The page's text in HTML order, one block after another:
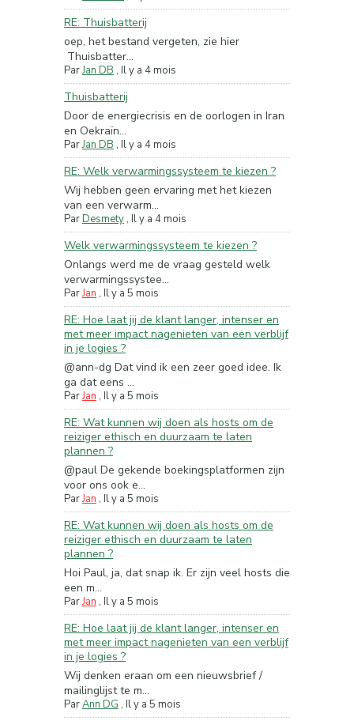
RE: Thuisbatterij
oep, het bestand vergeten, zie hier
Thuisbatter...
ParJan DB , Il y a 4 mois
Thuisbatterij
Door de energiecrisis en de oorlogen in Iran
en Oekraïn...
ParJan DB , Il y a 4 mois
RE: Welk verwarmingssysteem te kiezen ?
Wij hebben geen ervaring met het kiezen
van een verwarm...
ParDesmety , Il y a 4 mois
Welk verwarmingssysteem te kiezen ?
Onlangs werd me de vraag gesteld welk
verwarmingssystee...
ParJan , Il y a 5 mois
RE: Hoe laat jij de klant langer, intenser en
met meer impact nagenieten van een verblijf
in je logies ?
@ann-dg Dat vind ik een zeer goed idee. Ik
ga dat eens ...
ParJan , Il y a 5 mois
RE: Wat kunnen wij doen als hosts om de
reiziger ethisch en duurzaam te laten
plannen ?
@paul De gekende boekingsplatformen zijn
voor ons ook e...
ParJan , Il y a 5 mois
RE: Wat kunnen wij doen als hosts om de
reiziger ethisch en duurzaam te laten
plannen ?
Hoi Paul, ja, dat snap ik. Er zijn veel hosts die
een m...
ParJan , Il y a 5 mois
RE: Hoe laat jij de klant langer, intenser en
met meer impact nagenieten van een verblijf
in je logies ?
Wij denken eraan om een nieuwsbrief /
mailinglijst te m...
ParAnn DG , Il y a 5 mois